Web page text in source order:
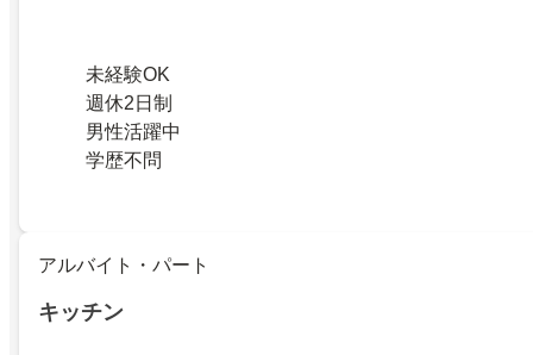
未経験OK
週休2日制
男性活躍中
学歴不問
アルバイト・パート
キッチン